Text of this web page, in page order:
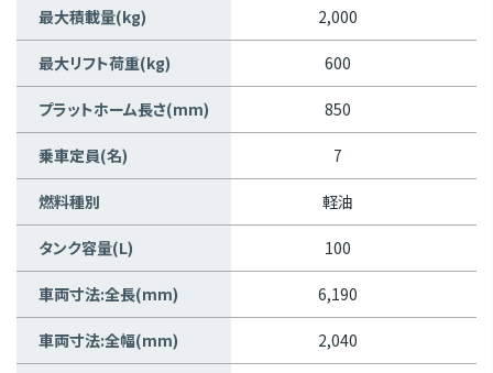
最大積載量(kg) 2,000
最大リフト荷重(kg) 600
プラットホーム長さ(mm) 850
乗車定員(名) 7
燃料種別 軽油
タンク容量(L) 100
車両寸法:全長(mm) 6,190
車両寸法:全幅(mm) 2,040